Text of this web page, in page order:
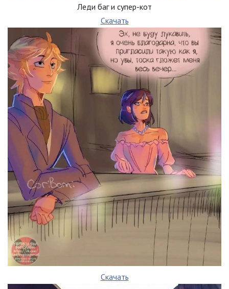
Леди баг и супер-кот
Скачать
Скачать